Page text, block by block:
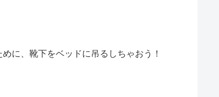
に、靴下をベッドに吊るしちゃおう！